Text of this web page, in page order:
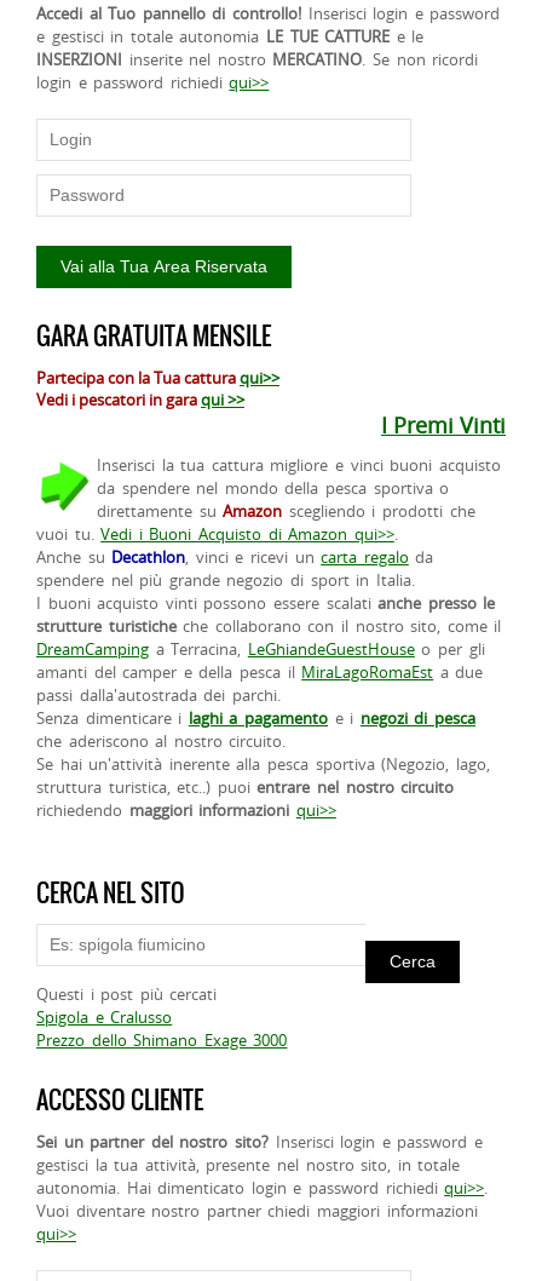
Accedi al Tuo pannello di controllo! Inserisci login e password
e gestisci in totale autonomia LE TUE CATTURE e le
INSERZIONI inserite nel nostro MERCATINO. Se non ricordi
login e password richiediqui>>
GARA GRATUITA MENSILE
Partecipa con la Tua catturaqui>>
Vedi i pescatori in garaqui >>
I Premi Vinti
Inserisci la tua cattura migliore e vinci buoni acquisto
da spendere nel mondo della pesca sportiva o
direttamente suAmazon scegliendo i prodotti che
vuoi tu.Vedi i Buoni Acquisto di Amazon qui>>.
Anche su Decathlon, vinci e ricevi uncarta regalo da
spendere nel più grande negozio di sport in Italia.
I buoni acquisto vinti possono essere scalatianche presso le
strutture turisticheche collaborano con il nostro sito, come il
DreamCamping a Terracina, LeGhiandeGuestHouseo per gli
amanti del camper e della pesca il MiraLagoRomaEst a due
passi dalla'autostrada dei parchi.
Senza dimenticare i laghi a pagamento e i negozi di pesca
che aderiscono al nostro circuito.
Se hai un'attività inerente alla pesca sportiva (Negozio, lago,
struttura turistica, etc..) puoientrare nel nostro circuito
richiedendo maggiori informazioni qui>>
CERCA NEL SITO
Questi i post più cercati
Spigola e Cralusso
Prezzo dello Shimano Exage 3000
ACCESSO CLIENTE
Sei un partner del nostro sito? Inserisci login e password e
gestisci la tua attività, presente nel nostro sito, in totale
autonomia. Hai dimenticato login e password richiediqui>>.
Vuoi diventare nostro partner chiedi maggiori informazioni
qui>>